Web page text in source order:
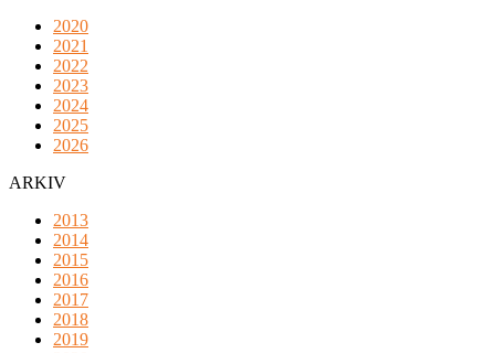
2020
2021
2022
2023
2024
2025
2026
ARKIV
2013
2014
2015
2016
2017
2018
2019